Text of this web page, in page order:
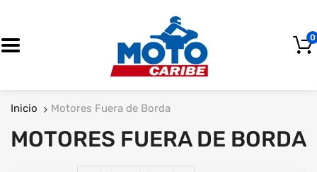
0
Inicio Motores Fuera de Borda
MOTORES FUERA DE BORDA